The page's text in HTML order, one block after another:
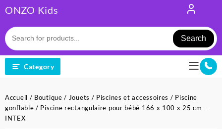
to
content
ONZO Kids
Search
Category
Accueil / Boutique / Jouets / Piscines et accessoires / Piscine
gonflable / Piscine rectangulaire pour bébé 166 x 100 x 25 cm –
INTEX